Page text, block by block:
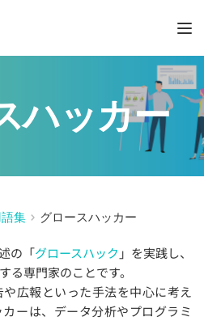
ハッカー
集 グロースハッカー
の「グロースハック 」を実践し、
る専門家のことです。
広報といった手法を中心に考え
ーは、データ分析やプログラミ